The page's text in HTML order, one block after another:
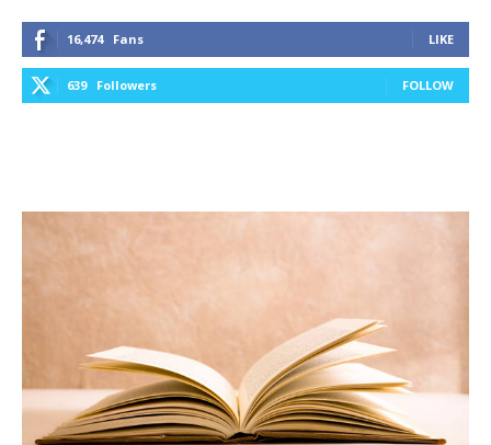
16,474 Fans LIKE
639 Followers FOLLOW